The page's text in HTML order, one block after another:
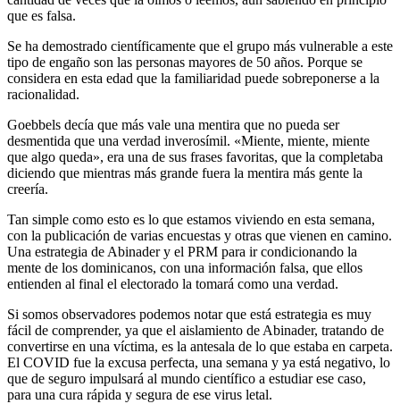
que es falsa.
Se ha demostrado científicamente que el grupo más vulnerable a este
tipo de engaño son las personas mayores de 50 años. Porque se
considera en esta edad que la familiaridad puede sobreponerse a la
racionalidad.
Goebbels decía que más vale una mentira que no pueda ser
desmentida que una verdad inverosímil. «Miente, miente, miente
que algo queda», era una de sus frases favoritas, que la completaba
diciendo que mientras más grande fuera la mentira más gente la
creería.
Tan simple como esto es lo que estamos viviendo en esta semana,
con la publicación de varias encuestas y otras que vienen en camino.
Una estrategia de Abinader y el PRM para ir condicionando la
mente de los dominicanos, con una información falsa, que ellos
entienden al final el electorado la tomará como una verdad.
Si somos observadores podemos notar que está estrategia es muy
fácil de comprender, ya que el aislamiento de Abinader, tratando de
convertirse en una víctima, es la antesala de lo que estaba en carpeta.
El COVID fue la excusa perfecta, una semana y ya está negativo, lo
que de seguro impulsará al mundo científico a estudiar ese caso,
para una cura rápida y segura de ese virus letal.